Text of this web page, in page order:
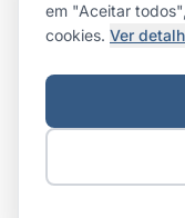
em "Aceitar
cookies. Ver